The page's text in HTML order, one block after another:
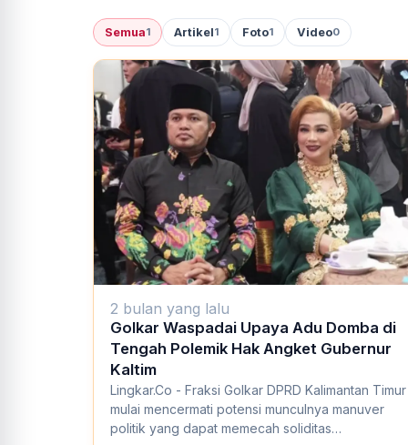
Semua1 Artikel1 Foto1 Video0
2 bulan yang lalu
Golkar Waspadai Upaya Adu Domba di
Tengah Polemik Hak Angket Gubernur
Kaltim
Lingkar.Co - Fraksi Golkar DPRD Kalimantan Timur
mulai mencermati potensi munculnya manuver
politik yang dapat memecah soliditas